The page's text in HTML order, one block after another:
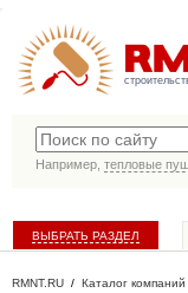
Например, тепловые
ВЫБРАТЬ РАЗДЕЛ
RMNT.RU / Каталог компаний